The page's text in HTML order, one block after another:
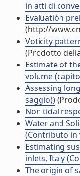
in atti di
Evaluatiòn
(http://
Voticity
(Prodotto
Estimate of
volume
Assessing
saggio))
Non tidal
Water and
(Contributo in
Estimating
inlets, Italy
The origin of